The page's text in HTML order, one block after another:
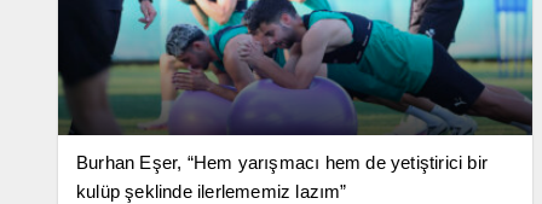
Burhan Eşer, “Hem yarışmacı hem de yetiştirici bir
kulüp şeklinde ilerlememiz lazım”